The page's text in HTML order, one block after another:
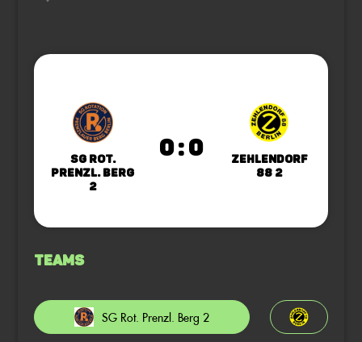
SG Rot.
Prenzl. Berg
2
0 : 0
Zehlendorf
88 2
Teams
SG Rot. Prenzl. Berg 2